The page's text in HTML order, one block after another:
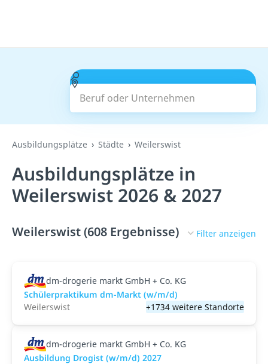
Beruf oder Unternehmen
Suchen
Ausbildungsplätze Städte Weilerswist
Ausbildungsplätze in
Weilerswist 2026 & 2027
Weilerswist (608 Ergebnisse) Filter anzeigen
dm-drogerie markt GmbH + Co. KG
Schülerpraktikum dm-Markt (w/m/d)
Weilerswist
+1734 weitere Standorte
dm-drogerie markt GmbH + Co. KG
Ausbildung Drogist (w/m/d) 2027